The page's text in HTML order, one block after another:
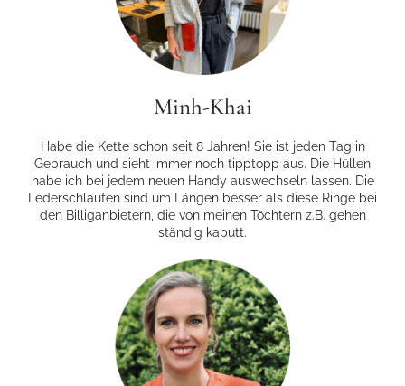
Minh-Khai
Habe die Kette schon seit 8 Jahren! Sie ist jeden Tag in
Gebrauch und sieht immer noch tipp­topp aus. Die Hüllen
habe ich bei jedem neuen Handy auswechseln lassen. Die
Lederschlaufen sind um Längen besser als diese Ringe bei
den Billiganbietern, die von meinen Töchtern z.B. gehen
ständig kaputt.